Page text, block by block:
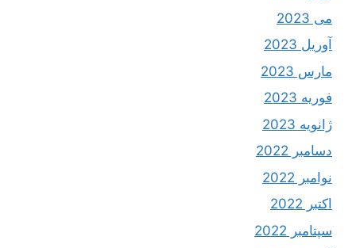
می 2023
آوریل 2023
مارس 2023
فوریه 2023
ژانویه 2023
دسامبر 2022
نوامبر 2022
اکتبر 2022
سپتامبر 2022